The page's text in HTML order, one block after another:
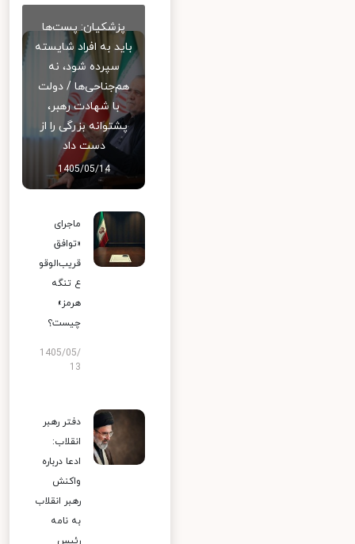
پزشکیان: پست‌ها
باید به افراد شایسته
سپرده شود، نه
هم‌جناحی‌ها / دولت
با شهادت رهبر،
پشتوانه بزرگی را از
دست داد
1405/05/14
ماجرای
«توافق
قریب‌الوقو
ع تنگه
هرمز»
چیست؟
1405/05/
13
دفتر رهبر
انقلاب:
ادعا درباره
واکنش
رهبر انقلاب
به نامه
رئیس